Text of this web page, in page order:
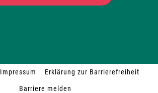
Impressum
Erklärung zur Barrierefreiheit
Barriere melden